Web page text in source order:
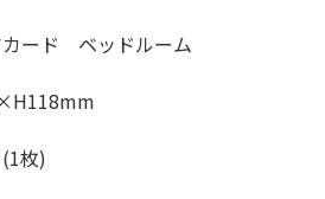
ード ベッドルーム
枚)